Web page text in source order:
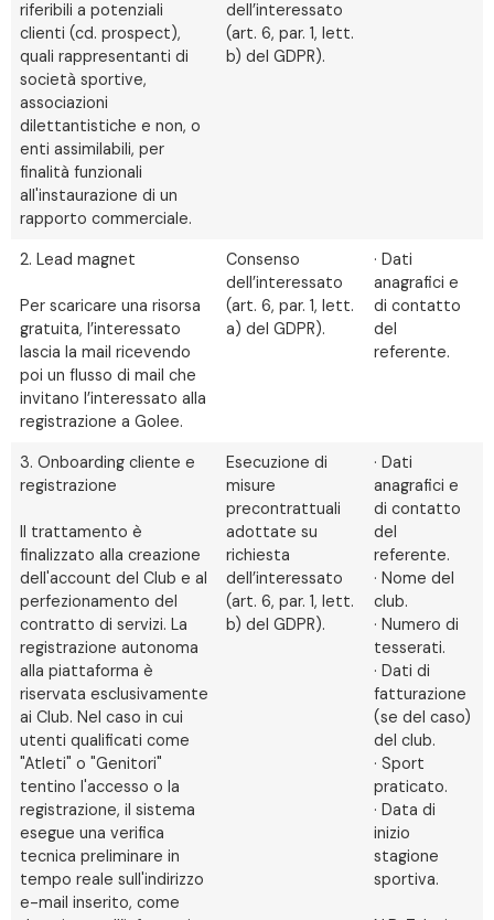
riferibili a potenziali
clienti (cd. prospect),
quali rappresentanti di
società sportive,
associazioni
dilettantistiche e non, o
enti assimilabili, per
finalità funzionali
all'instaurazione di un
rapporto commerciale.
dell’interessato
(art. 6, par. 1, lett.
b) del GDPR).
2. Lead magnet
Per scaricare una risorsa
gratuita, l’interessato
lascia la mail ricevendo
poi un flusso di mail che
invitano l’interessato alla
registrazione a Golee.
Consenso
dell’interessato
(art. 6, par. 1, lett.
a) del GDPR).
· Dati
anagrafici e
di contatto
del
referente.
3. Onboarding cliente e
registrazione
Il trattamento è
finalizzato alla creazione
dell'account del Club e al
perfezionamento del
contratto di servizi. La
registrazione autonoma
alla piattaforma è
riservata esclusivamente
ai Club. Nel caso in cui
utenti qualificati come
"Atleti" o "Genitori"
tentino l'accesso o la
registrazione, il sistema
esegue una verifica
tecnica preliminare in
tempo reale sull'indirizzo
e-mail inserito, come
Esecuzione di
misure
precontrattuali
adottate su
richiesta
dell’interessato
(art. 6, par. 1, lett.
b) del GDPR).
· Dati
anagrafici e
di contatto
del
referente.
· Nome del
club.
· Numero di
tesserati.
· Dati di
fatturazione
(se del caso)
del club.
· Sport
praticato.
· Data di
inizio
stagione
sportiva.